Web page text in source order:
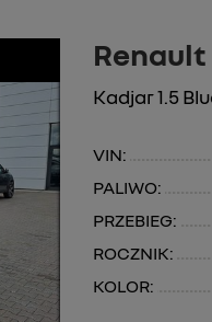
Renault
Kadjar 1.5
VIN:
PALIWO:
PRZEBIEG:
ROCZNIK:
KOLOR: